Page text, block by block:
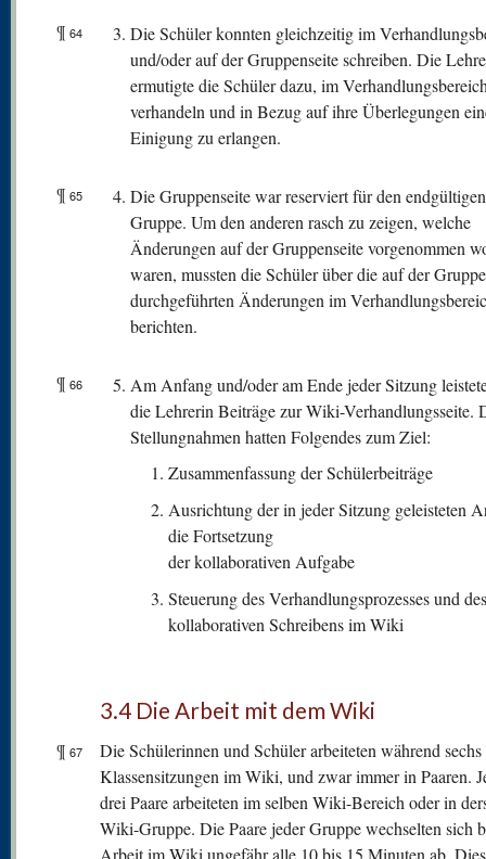
¶ 64
Die Schüler konnten gleichzeitig im
und/oder auf der Gruppenseite schreiben. Die
ermutigte die Schüler dazu, im
verhandeln und in Bezug auf ihre Überlegungen
Einigung zu erlangen.
¶ 65
Die Gruppenseite war reserviert für den
Gruppe. Um den anderen rasch zu zeigen, welche
Änderungen auf der Gruppenseite vorgenommen
waren, mussten die Schüler über die auf der
durchgeführten Änderungen im
berichten.
¶ 66
Am Anfang und/oder am Ende jeder Sitzung
die Lehrerin Beiträge zur Wiki-Verhandlungsseite.
Stellungnahmen hatten Folgendes zum Ziel:
Zusammenfassung der Schülerbeiträge
Ausrichtung der in jeder Sitzung geleisteten
die Fortsetzung
der kollaborativen Aufgabe
Steuerung des Verhandlungsprozesses und des
kollaborativen Schreibens im Wiki
3.4 Die Arbeit mit dem Wiki
¶ 67
Die Schülerinnen und Schüler arbeiteten während sechs
Klassensitzungen im Wiki, und zwar immer in Paaren.
drei Paare arbeiteten im selben Wiki-Bereich oder in
Wiki-Gruppe. Die Paare jeder Gruppe wechselten sich
Arbeit im Wiki ungefähr alle 10 bis 15 Minuten ab.